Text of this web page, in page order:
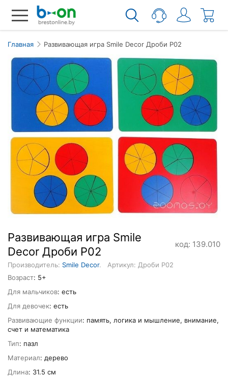
Главная Развивающая игра Smile Decor Дроби Р02
Развивающая игра Smile
Decor Дроби Р02
код: 139.010
Производитель: Smile Decor.
Артикул: Дроби Р02
Возраст: 5+
Для мальчиков: есть
Для девочек: есть
Развивающие функции: память, логика и мышление, внимание,
счет и математика
Тип: пазл
Материал: дерево
Длина: 31.5 см